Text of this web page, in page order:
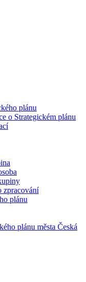
plánu
o Strategickém plánu
zpracování
plánu
plánu města Česká